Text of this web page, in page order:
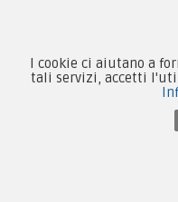
Contattaci
I cookie ci aiutano a
tali servizi, accetti